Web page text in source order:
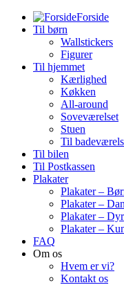
Forside
Til børn
Wallstickers
Figurer
Til hjemmet
Kærlighed
Køkken
All-around
Soveværelset
Stuen
Til
Til bilen
Til Postkassen
Plakater
Plakater –
Plakater –
Plakater – Dyr
Plakater –
FAQ
Om os
Hvem er vi?
Kontakt os